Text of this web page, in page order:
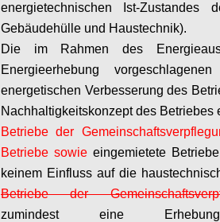
energietechnischen Ist-Zustandes
Gebäudehülle und Haustechnik).
Die im Rahmen des
Energieerhebung
energetischen Verbesserung des
Nachhaltigkeitskonzept des Betriebes
Betriebe der
Betriebe sowie eingemietete
keinem Einfluss auf die
Betriebe der
zumindest eine